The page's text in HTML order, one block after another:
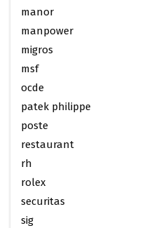
manor
manpower
migros
msf
ocde
patek philippe
poste
restaurant
rh
rolex
securitas
sig